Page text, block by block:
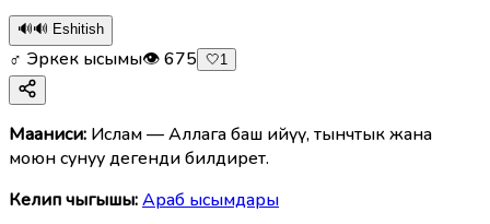
🔊🔊 Eshitish
♂ Эркек ысымы👁675 🤍1
Мааниcи: Ислам — Аллага баш ийүү, тынчтык жана
моюн сунуу дегенди билдирет.
Келип чыгышы:Араб ысымдары